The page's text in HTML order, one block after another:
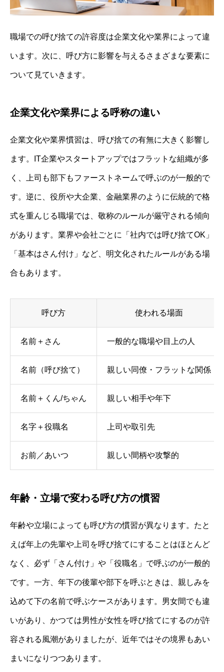
職場での呼び捨ての許容度は企業文化や業界によって違
います。次に、呼び方に影響を与えるさまざまな要素に
ついて見ていきます。
企業文化や業界による呼称の違い
企業文化や業界慣習は、呼び捨ての有無に大きく影響し
ます。IT企業やスタートアップではフラットな組織が多
く、上司も部下もファーストネームで呼ぶのが一般的で
す。逆に、役所や大企業、金融業界のように伝統的で格
式を重んじる職場では、敬称のルールが厳守される傾向
があります。業界や会社ごとに「社内では呼び捨てOK」
「基本はさん付け」など、明文化されたルールがある場
合もあります。
呼び方 使われる場面
名前＋さん 一般的な職場や目上の人
名前（呼び捨て） 親しい同僚・フラットな関係
名前＋くん/ちゃん 親しい相手や年下
名字＋役職名 上司や取引先
お前／あいつ 親しい間柄や攻撃的
年齢・立場で変わる呼び方の慣習
年齢や立場によっても呼び方の慣習が異なります。たと
えば年上の先輩や上司を呼び捨てにすることはほとんど
なく、必ず「さん付け」や「役職名」で呼ぶのが一般的
です。一方、年下の後輩や部下を呼ぶときは、親しみを
込めて下の名前で呼ぶケースがあります。男女間でも違
いがあり、かつては男性が女性を呼び捨てにするのが許
容される風潮がありましたが、近年ではその境界もあい
まいになりつつあります。